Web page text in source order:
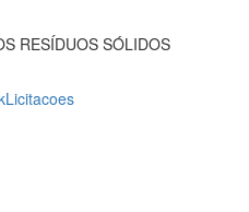
RESÍDUOS SÓLIDOS